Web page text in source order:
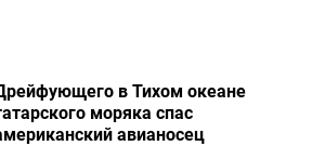
в Тихом океане
моряка спас
авианосец